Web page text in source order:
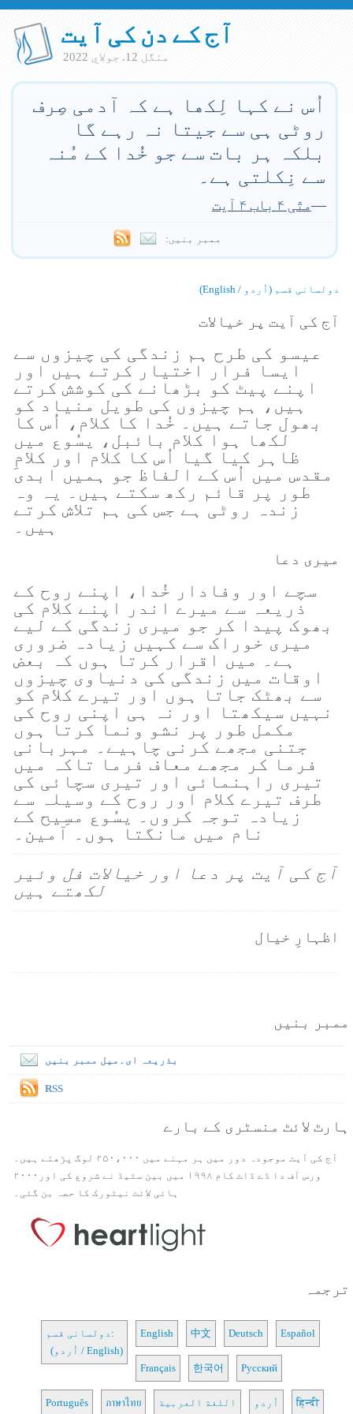
آج کے دن کی آیت
منگل 12. جولاي 2022
اُس نے کہا لِکھا ہے کہ آدمی صِرف
روٹی ہی سے جیتا نہ رہے گا
بلکہ ہر بات سے جو خُدا کے مُنہ
سے نِکلتی ہے۔
—متّی ۴ باب ۴ آیت
ممبر بنیں:
دولسانی قسم (اُردو / English)
آج کی آیت پر خیالات
عیسو کی طرح ہم زندگی کی چیزوں سے
ایسا فرار اختیار کرتے ہیں اور
اپنے پیٹ کو بڑھانے کی کوشش کرتے
ہیں، ہم چیزوں کی طویل منیاد کو
بھول جاتے ہیں۔ خُدا کا کلام، اُس کا
لکھا ہوا کلام بائبل، یسُوع میں
ظاہر کیا گیا اُس کا کلام اور کلامِ
مقدس میں اُس کے الفاظ جو ہمیں ابدی
طور پر قائم رکھ سکتے ہیں۔ یہ وہ
زندہ روٹی ہے جس کی ہم تلاش کرتے
ہیں۔
میری دعا
سچے اور وفادار خُدا، اپنے روح کے
ذریعہ سے میرے اندر اپنے کلام کی
بھوک پیدا کر جو میری زندگی کے لیے
میری خوراک سے کہیں زیادہ ضروری
ہے۔ میں اقرار کرتا ہوں کہ بعض
اوقات میں زندگی کی دنیاوی چیزوں
سے بھٹک جاتا ہوں اور تیرے کلام کو
نہیں سیکھتا اور نہ ہی اپنی روح کی
مکمل طور پر نشو ونما کرتا ہوں
جتنی مجھے کرنی چاہیے۔ مہربانی
فرما کر مجھے معاف فرما تاکہ میں
تیری راہنمائی اور تیری سچائی کی
طرف تیرے کلام اور روح کے وسیلہ سے
زیادہ توجہ کروں۔ یسُوع مسِیح کے
نام میں مانگتا ہوں۔ آمین۔
آج کی آیت پر دعا اور خیالات فل وئیر
لکھتے ہیں
اظہارِ خیال
ممبر بنیں
بذریعہ ای۔میل ممبر بنیں
RSS
ہارٹ لائٹ منسٹری کے بارے
آج کی آیت موجودہ دور میں ہر مہنے میں ۲۵۰،۰۰۰ لوگ پڑھتے ہیں۔
ورس آف دا ڈے ڈاٹ کام ۱۹۹۸ میں بین سٹیڈ نے شروع کی اور۲۰۰۰
ہائی لائٹ نیٹورک کا حصہ بن گئی۔
ترجمہ
دولسانی قسم:
(اُردو / English)
English 中文 Deutsch Español
Français 한국어 Русский
Português ภาษาไทย اللغة العربية اُردو हिन्दी